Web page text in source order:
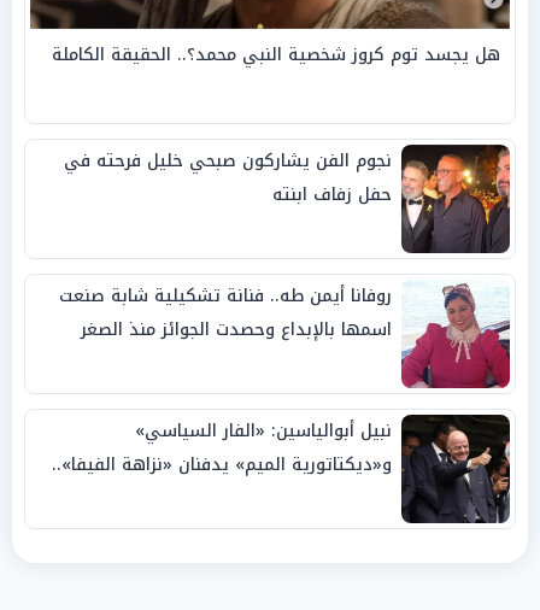
هل يجسد توم كروز شخصية النبي محمد؟.. الحقيقة الكاملة
نجوم الفن يشاركون صبحي خليل فرحته في
حفل زفاف ابنته
روفانا أيمن طه.. فنانة تشكيلية شابة صنعت
اسمها بالإبداع وحصدت الجوائز منذ الصغر
نبيل أبوالياسين: «الفار السياسي»
و«ديكتاتورية الميم» يدفنان «نزاهة الفيفا»..